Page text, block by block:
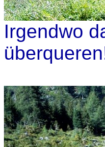
Irgendwo